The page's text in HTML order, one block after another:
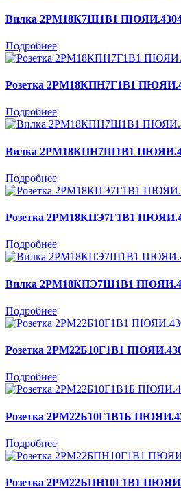
Вилка 2РМ18К7Ш1В1
Подробнее
Розетка 2РМ18КПН7Г1В1
Подробнее
Вилка 2РМ18КПН7Ш1В1
Подробнее
Розетка 2РМ18КПЭ7Г1В1
Подробнее
Вилка 2РМ18КПЭ7Ш1В1
Подробнее
Розетка 2РМ22Б10Г1В1
Подробнее
Розетка 2РМ22Б10Г1В1Б
Подробнее
Розетка 2РМ22БПН10Г1В1